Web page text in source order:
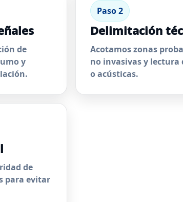
de
y
Paso 2
Delimitación
Acotamos zonas
no invasivas y lectura
o acústicas.
de
para evitar